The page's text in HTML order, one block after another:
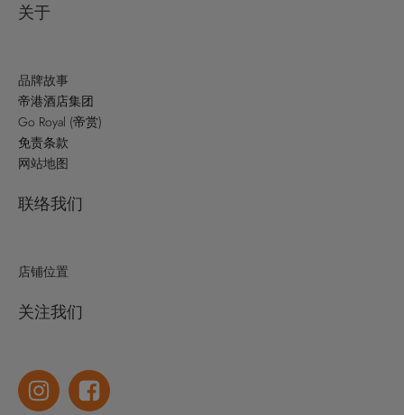
关于
品牌故事
帝港酒店集团
Go Royal (帝赏)
免责条款
网站地图
联络我们
店铺位置
关注我们